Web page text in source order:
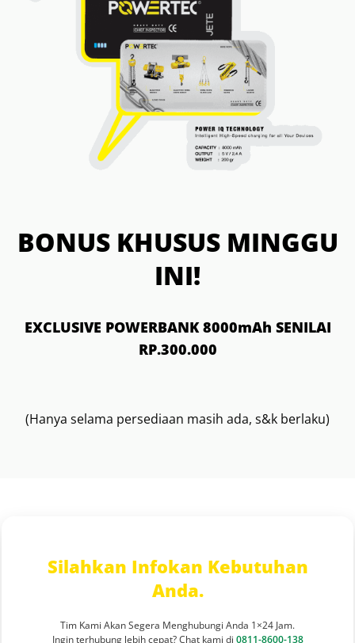
BONUS KHUSUS MINGGU
INI!
EXCLUSIVE POWERBANK 8000mAh SENILAI
RP.300.000
(Hanya selama persediaan masih ada, s&k berlaku)
Silahkan Infokan Kebutuhan
Anda.
Tim Kami Akan Segera Menghubungi Anda 1×24 Jam.
Ingin terhubung lebih cepat? Chat kami di 0811-8600-138